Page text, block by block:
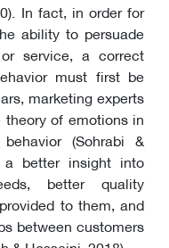
In fact, in order for
ability to persuade
service, a correct
must first be
marketing experts
of emotions in
(Sohrabi &
a better insight into
better quality
to them, and
between customers